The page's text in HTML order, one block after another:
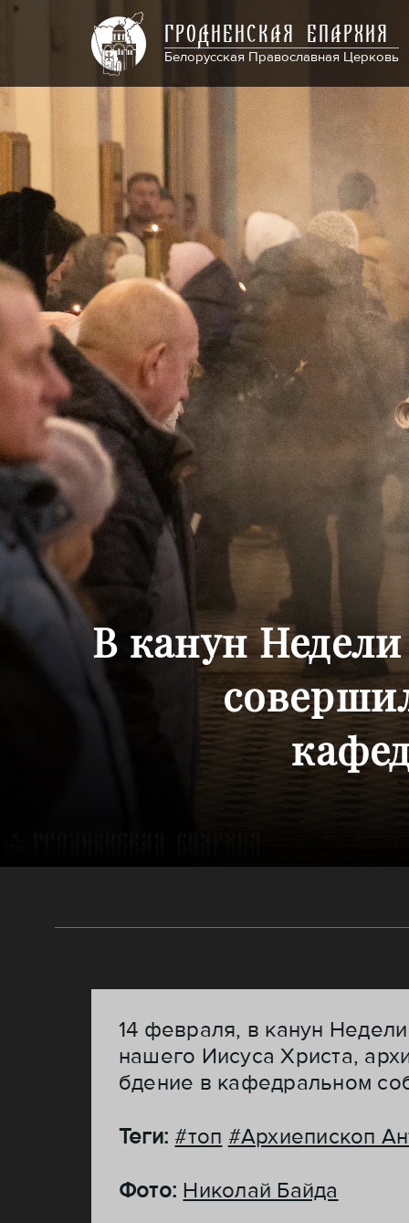
ГРОДНЕНСКАЯ ЕПАРХИЯ
Белорусская Православная Церковь
В канун
14 февраля, в канун
нашего Иисуса Христа,
бдение в кафедральном
Теги:#топ #Архиепископ
Фото: Николай Байда